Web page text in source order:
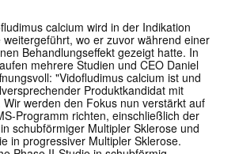
calcium wird in der Indikation
weitergeführt, wo er zuvor während einer
Behandlungseffekt gezeigt hatte. In
mehrere Studien und CEO Daniel
"Vidofludimus calcium ist und
Produktkandidat mit
werden den Fokus nun verstärkt auf
Programm richten, einschließlich der
schubförmiger Multipler Sklerose und
in progressiver Multipler Sklerose.